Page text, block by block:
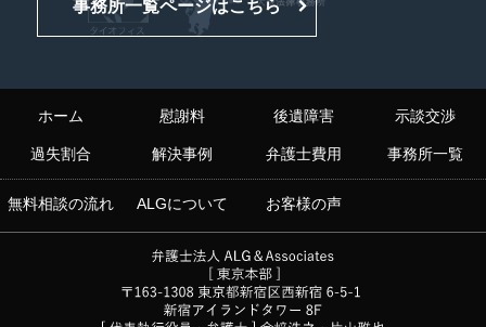
事務所一覧ページはこちら
ホーム 慰謝料 後遺障害 示談交渉
過失割合 解決事例 弁護士費用 事務所一覧
無料相談の流れ ALGについて お客様の声